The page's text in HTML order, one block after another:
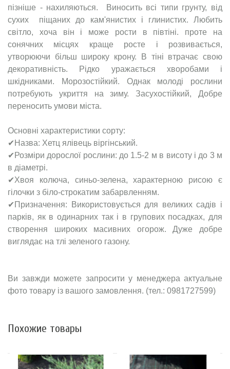
пізніше - нахиляються. Виносить всі типи грунту, від
сухих піщаних до кам'янистих і глинистих. Любить
світло, хоча він і може рости в півтіні. проте на
сонячних місцях краще росте і розвивається,
утворюючи більш широку крону. В тіні втрачає свою
декоративність. Рідко уражається хворобами і
шкідниками. Морозостійкий. Однак молоді рослини
потребують укриття на зиму. Засухостійкий, Добре
переносить умови міста.
Основні характеристики сорту:
✔Назва: Хетц ялівець віргінський.
✔Розміри дорослої рослини: до 1.5-2 м в висоту і до 3 м
в діаметрі.
✔Хвоя колюча, синьо-зелена, характерною рисою є
гілочки з біло-строкатим забарвленням.
✔Призначення: Використовується для великих садів і
парків, як в одинарних так і в групових посадках, для
створення широких масивних огорож. Дуже добре
виглядає на тлі зеленого газону.
Ви завжди можете запросити у менеджера актуальне
фото товару із вашого замовлення. (тел.: 0981727599)
Похожие товары